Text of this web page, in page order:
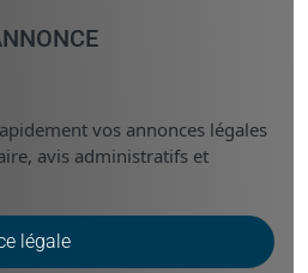
vos annonces légales
avis administratifs et
légale